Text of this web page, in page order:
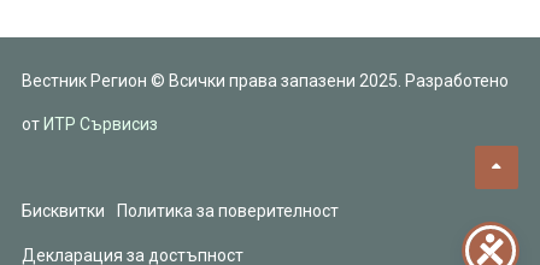
Вестник Регион © Всички права запазени 2025. Разработено
от ИТР Сървисиз
Бисквитки Политика за поверителност
Декларация за достъпност